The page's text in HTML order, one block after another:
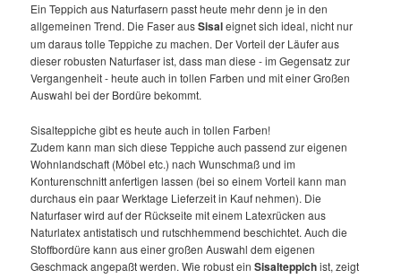
n
Ein Teppich aus Naturfasern passt heute mehr denn je in den
allgemeinen Trend. Die Faser ausSisaleignet sich ideal, nicht nur
um daraus tolle Teppiche zu machen. Der Vorteil der Läufer aus
dieser robusten Naturfaser ist, dass man diese - im Gegensatz zur
Vergangenheit - heute auch in tollen Farben und mit einer Großen
Auswahl bei der Bordüre bekommt.
Sisalteppiche gibt es heute auch in tollen Farben!
Zudem kann man sich diese Teppiche auch passend zur eigenen
Wohnlandschaft (Möbel etc.) nach Wunschmaß und im
Konturenschnitt anfertigen lassen (bei so einem Vorteil kann man
durchaus ein paar Werktage Lieferzeit in Kauf nehmen). Die
Naturfaser wird auf der Rückseite mit einem Latexrücken aus
Naturlatex antistatisch und rutschhemmend beschichtet. Auch die
Stoffbordüre kann aus einer großen Auswahl dem eigenen
Geschmack angepaßt werden. Wie robust einSisalteppichist, zeigt